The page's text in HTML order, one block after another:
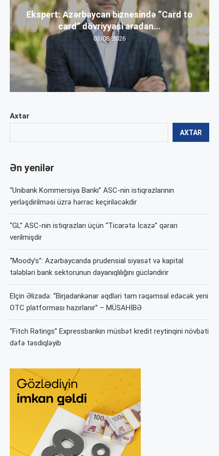
Axtar
AXTAR
Ən yenilər
“Unibank Kommersiya Bankı” ASC-nin istiqrazlarının
yerləşdirilməsi üzrə hərrac keçiriləcəkdir
“GL” ASC-nin istiqrazları üçün “Ticarətə İcazə” qərarı
verilmişdir
“Moody’s”: Azərbaycanda prudensial siyasət və kapital
tələbləri bank sektorunun dayanıqlılığını gücləndirir
Elçin Əlizadə: “Birjadankənar əqdləri tam rəqəmsal edəcək yeni
OTC platforması hazırlanır” – MÜSAHİBƏ
“Fitch Ratings” Expressbankın müsbət kredit reytinqini növbəti
dəfə təsdiqləyib
Ekspert: Azərbaycan biznesində “Card to
card” dövriyyəsi aradan...
03/08/2026